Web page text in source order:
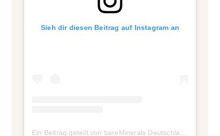
Sieh dir diesen Beitrag auf Instagram an